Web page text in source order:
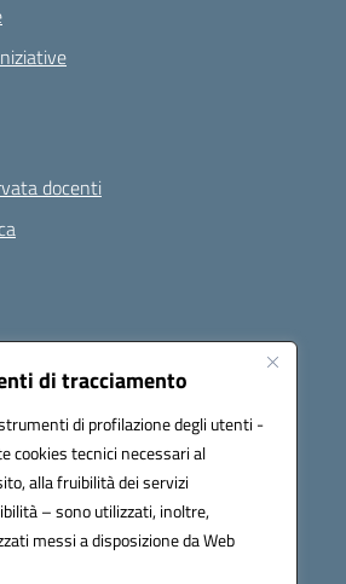
di tracciamento
di profilazione degli utenti -
cookies tecnici necessari al
alla fruibilità dei servizi
– sono utilizzati, inoltre,
messi a disposizione da Web
docenti